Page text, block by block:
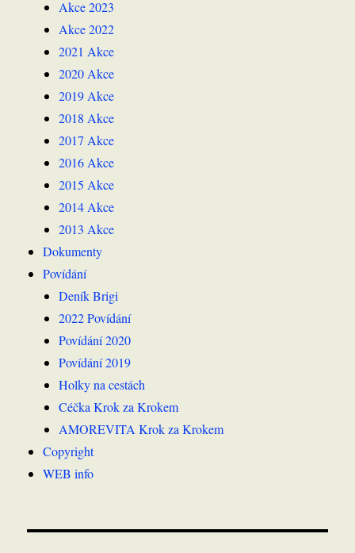
Akce 2023
Akce 2022
2021 Akce
2020 Akce
2019 Akce
2018 Akce
2017 Akce
2016 Akce
2015 Akce
2014 Akce
2013 Akce
Dokumenty
Povídání
Deník Brigi
2022 Povídání
Povídání 2020
Povídání 2019
Holky na cestách
Céčka Krok za Krokem
AMOREVITA Krok za Krokem
Copyright
WEB info